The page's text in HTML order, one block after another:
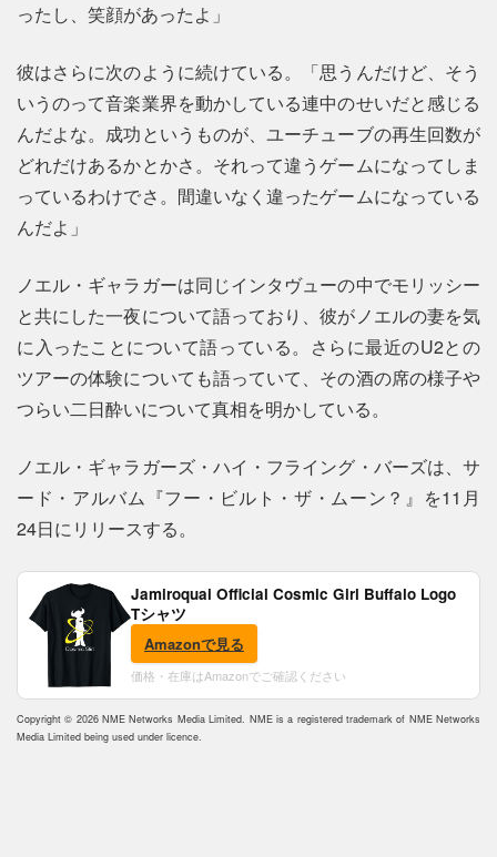
ったし、笑顔があったよ」
彼はさらに次のように続けている。「思うんだけど、そう
いうのって音楽業界を動かしている連中のせいだと感じる
んだよな。成功というものが、ユーチューブの再生回数が
どれだけあるかとかさ。それって違うゲームになってしま
っているわけでさ。間違いなく違ったゲームになっている
んだよ」
ノエル・ギャラガーは同じインタヴューの中でモリッシー
と共にした一夜について語っており、彼がノエルの妻を気
に入ったことについて語っている。さらに最近のU2との
ツアーの体験についても語っていて、その酒の席の様子や
つらい二日酔いについて真相を明かしている。
ノエル・ギャラガーズ・ハイ・フライング・バーズは、サ
ード・アルバム『フー・ビルト・ザ・ムーン？』を11月
24日にリリースする。
Jamiroquai Official Cosmic Girl Buffalo Logo
Tシャツ
Amazonで見る
価格・在庫はAmazonでご確認ください
Copyright © 2026 NME Networks Media Limited. NME is a registered trademark of NME Networks
Media Limited being used under licence.